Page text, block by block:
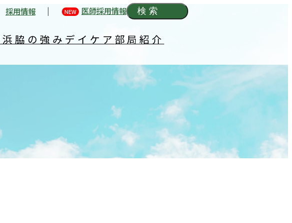
採用情報 NEW 医師採用情報 検索
浜脇の強み デイケア 部局紹介